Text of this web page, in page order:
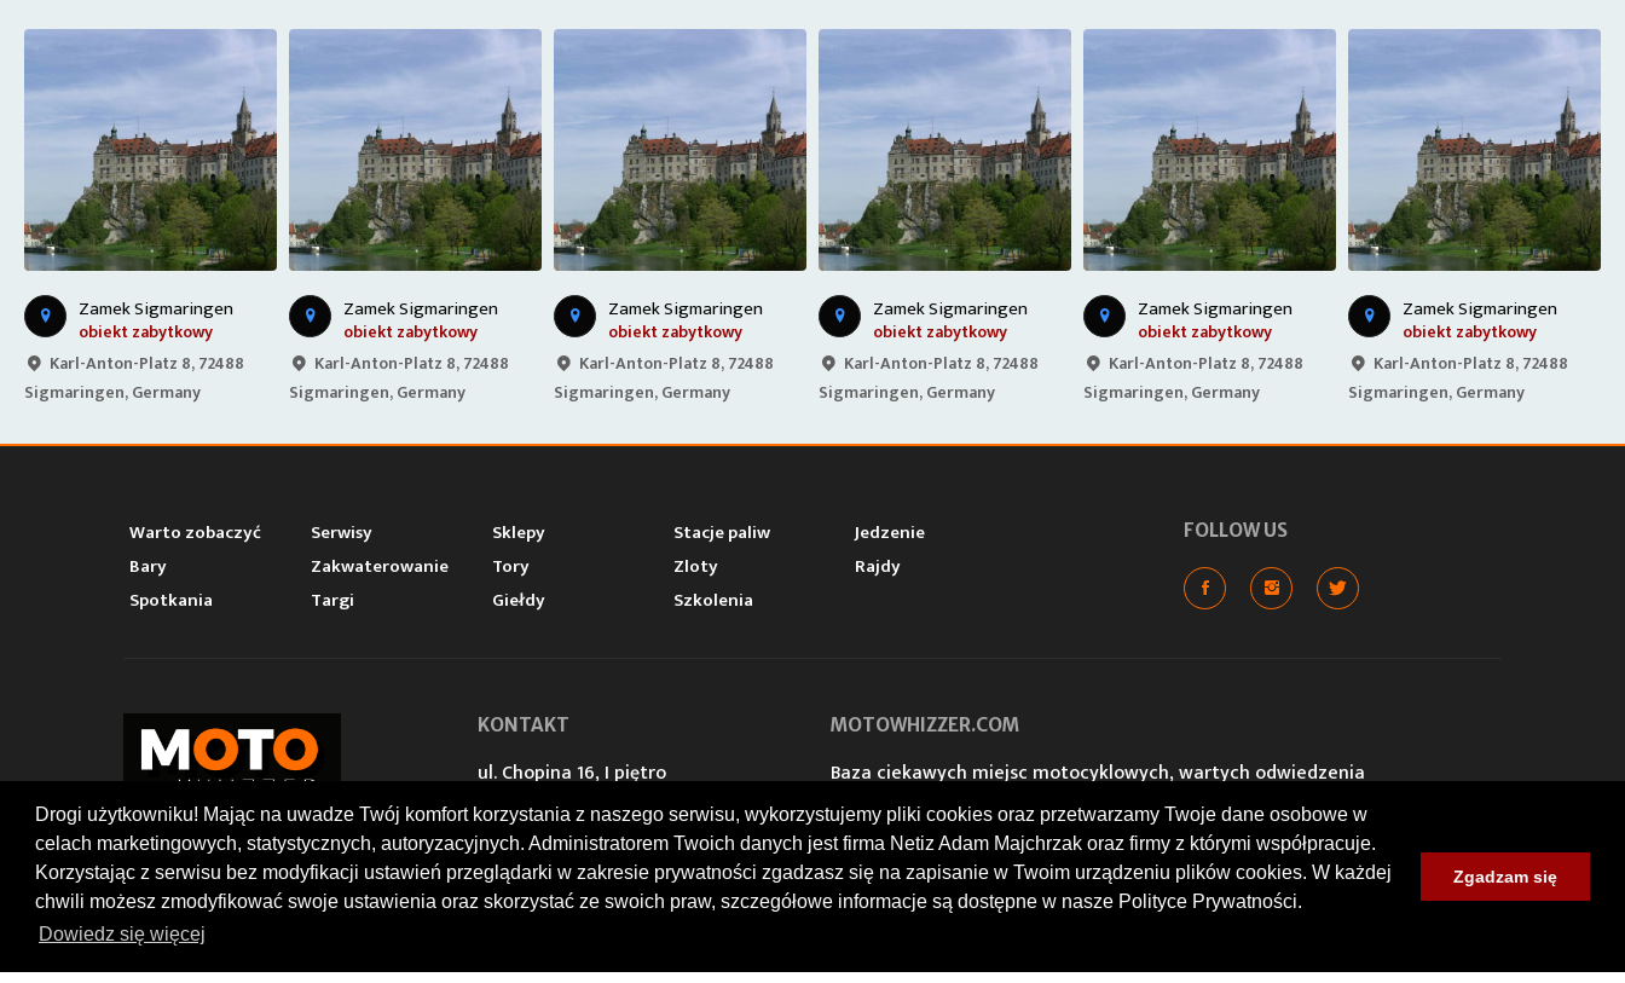
Drogi użytkowniku! Mając na uwadze Twój komfort korzystania z naszego serwisu, wykorzystujemy pliki cookies oraz przetwarzamy Twoje dane osobowe w
celach marketingowych, statystycznych, autoryzacyjnych. Administratorem Twoich danych jest firma Netiz Adam Majchrzak oraz firmy z którymi współpracuje.
Korzystając z serwisu bez modyfikacji ustawień przeglądarki w zakresie prywatności zgadzasz się na zapisanie w Twoim urządzeniu plików cookies. W każdej
chwili możesz zmodyfikować swoje ustawienia oraz skorzystać ze swoich praw, szczegółowe informacje są dostępne w nasze Polityce Prywatności.
Dowiedz się więcej
Zgadzam się
Zamek Sigmaringen
obiekt zabytkowy
Karl-Anton-Platz 8, 72488
Sigmaringen, Germany
Zamek Sigmaringen
obiekt zabytkowy
Karl-Anton-Platz 8, 72488
Sigmaringen, Germany
Zamek Sigmaringen
obiekt zabytkowy
Karl-Anton-Platz 8, 72488
Sigmaringen, Germany
Zamek Sigmaringen
obiekt zabytkowy
Karl-Anton-Platz 8, 72488
Sigmaringen, Germany
Zamek Sigmaringen
obiekt zabytkowy
Karl-Anton-Platz 8, 72488
Sigmaringen, Germany
Zamek Sigmaringen
obiekt zabytkowy
Karl-Anton-Platz 8, 72488
Sigmaringen, Germany
Warto zobaczyć Serwisy Sklepy Stacje paliw
Jedzenie
Bary
Zakwaterowanie Tory Zloty
Rajdy
Spotkania
Targi Giełdy Szkolenia
FOLLOW US
© 2026 by MotoWhizzer.com
All rights reserved.
KONTAKT
ul. Chopina 16, I piętro
+48 519 739 378
office@motowhizzer.com
MOTOWHIZZER.COM
Baza ciekawych miejsc motocyklowych, wartych odwiedzenia
stacje benzynowe. Kalendarium zlotów i spotkań
motocyklistów. Opinie i ocent wyrażone przez użytkowników.